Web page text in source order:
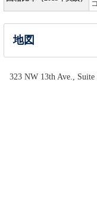
地図
323 NW 13th Ave.,